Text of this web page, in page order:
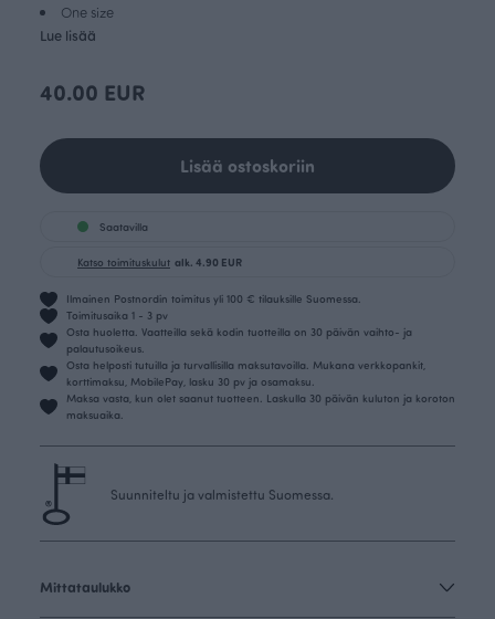
One size
Lue lisää
40.00 EUR
Lisää ostoskoriin
Saatavilla
Katso toimituskulut alk. 4.90 EUR
Ilmainen Postnordin toimitus yli 100 € tilauksille Suomessa.
Toimitusaika 1 - 3 pv
Osta huoletta. Vaatteilla sekä kodin tuotteilla on 30 päivän vaihto- ja
palautusoikeus.
Osta helposti tutuilla ja turvallisilla maksutavoilla. Mukana verkkopankit,
korttimaksu, MobilePay, lasku 30 pv ja osamaksu.
Maksa vasta, kun olet saanut tuotteen. Laskulla 30 päivän kuluton ja koroton
maksuaika.
Suunniteltu ja valmistettu Suomessa.
Mittataulukko